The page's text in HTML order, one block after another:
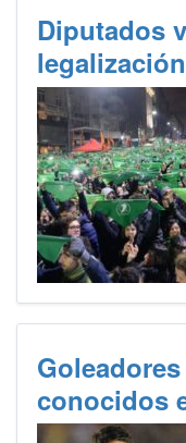
Diputados
conocidos